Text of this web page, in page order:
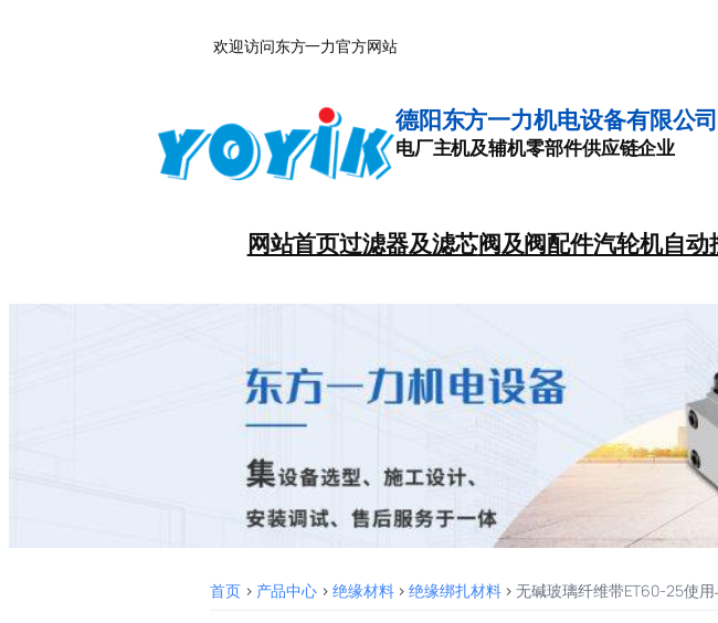
欢迎访问东方一力官方网站
德阳东方一力机电设备有限公司
电厂主机及辅机零部件供应链企业
网站首页过滤器及滤芯阀及阀配件汽轮机自动
首页> 产品中心 > 绝缘材料>绝缘绑扎材料>无碱玻璃纤维带ET60-25使